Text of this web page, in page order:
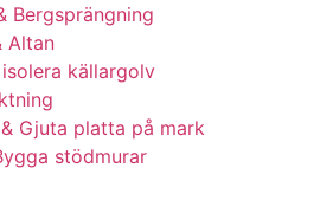
Bergsprängning
Altan
källargolv
Gjuta platta på mark
stödmurar